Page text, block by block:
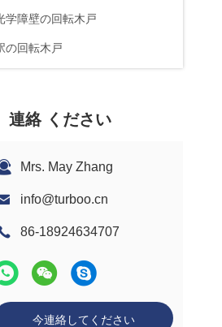
学障壁の回転木戸
の回転木戸
連絡 ください
Mrs. May Zhang
info@turboo.cn
86-18924634707
今連絡してください